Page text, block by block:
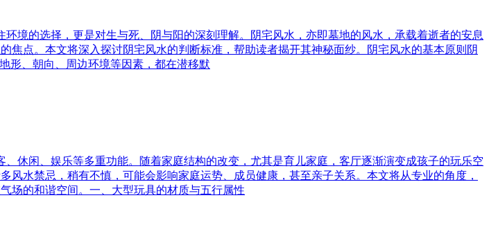
境的选择，更是对生与死、阴与阳的深刻理解。阴宅风水，亦即墓地的风水，承载着逝者的安息
点。本文将深入探讨阴宅风水的判断标准，帮助读者揭开其神秘面纱。阴宅风水的基本原则阴
形、朝向、周边环境等因素，都在潜移默
休闲、娱乐等多重功能。随着家庭结构的改变，尤其是育儿家庭，客厅逐渐演变成孩子的玩乐空
水禁忌，稍有不慎，可能会影响家庭运势、成员健康，甚至亲子关系。本文将从专业的角度，
场的和谐空间。一、大型玩具的材质与五行属性